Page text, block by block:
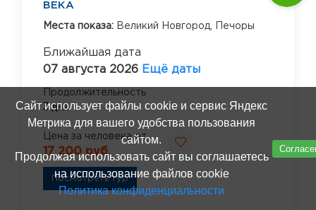
ВЕКА
Места показа: Великий Новгород, Печоры
Ближайшая дата
07 августа 2026 Ещё даты
Продолжительность
3 дня
Цена за человека от
17 200 руб.
Посмотреть тур
Сайт использует файлы cookie и сервис Яндекс
Метрика для вашего удобства пользования
сайтом.
Продолжая использовать сайт вы соглашаетесь
на использование файлов cookie
Политика конфиденциальности